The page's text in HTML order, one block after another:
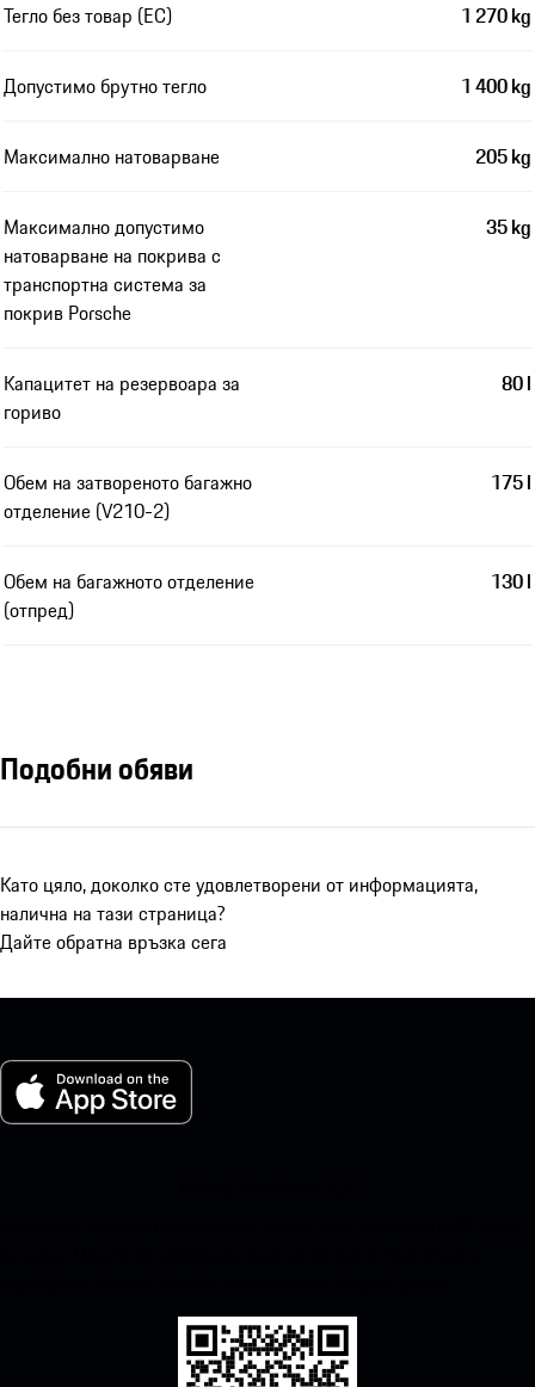
Тегло без товар (EC) 1 270 kg
Допустимо брутно тегло 1 400 kg
Максимално натоварване 205 kg
Максимално допустимо
натоварване на покрива с
транспортна система за
покрив Porsche
35 kg
Капацитет на резервоара за
гориво
80 l
Обем на затвореното багажно
отделение (V210-2)
175 l
Обем на багажното отделение
(отпред)
130 l
Подобни обяви
Като цяло, доколко сте удовлетворени от информацията,
налична на тази страница?
Дайте обратна връзка сега